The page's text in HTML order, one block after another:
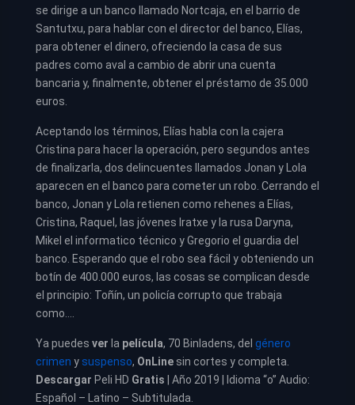
se dirige a un banco llamado Nortcaja, en el barrio de
Santutxu, para hablar con el director del banco, Elías,
para obtener el dinero, ofreciendo la casa de sus
padres como aval a cambio de abrir una cuenta
bancaria y, finalmente, obtener el préstamo de 35.000
euros.
Aceptando los términos, Elías habla con la cajera
Cristina para hacer la operación, pero segundos antes
de finalizarla, dos delincuentes llamados Jonan y Lola
aparecen en el banco para cometer un robo. Cerrando el
banco, Jonan y Lola retienen como rehenes a Elías,
Cristina, Raquel, las jóvenes Iratxe y la rusa Daryna,
Mikel el informatico técnico y Gregorio el guardia del
banco. Esperando que el robo sea fácil y obteniendo un
botín de 400.000 euros, las cosas se complican desde
el principio: Toñín, un policía corrupto que trabaja
como….
Ya puedes ver la película, 70 Binladens, del género
crimen ysuspenso, OnLine sin cortes y completa.
Descargar Peli HD Gratis | Año 2019 | Idioma “o” Audio:
Español – Latino – Subtitulada.